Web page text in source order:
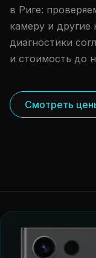
в Риге:
камеру и другие
диагностики
и стоимость до
Смотреть